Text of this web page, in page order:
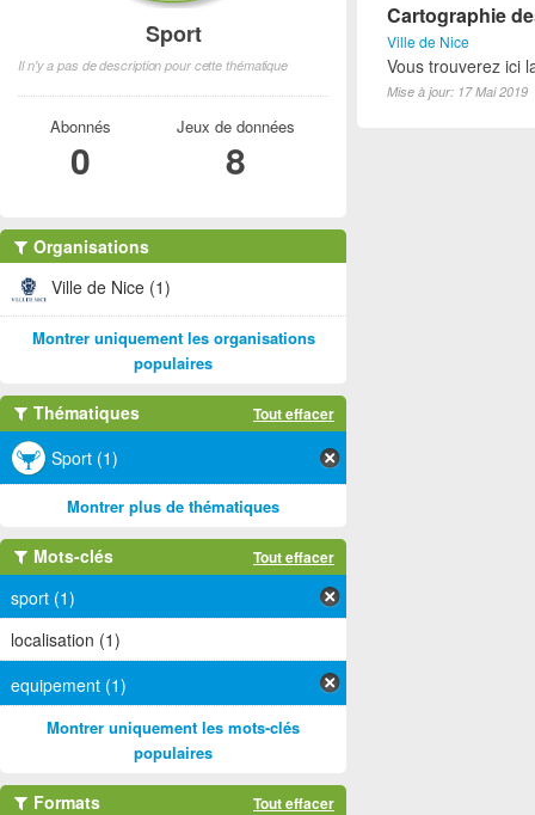
Cartographie
Ville de Nice
Vous trouverez ici
Mise à jour: 17 Mai 2019
Sport
Il n'y a pas de description pour cette thématique
Abonnés
0
Jeux de données
8
Organisations
Ville de Nice (1)
Montrer uniquement les organisations
populaires
Thématiques Tout effacer
Sport (1)
Montrer plus de thématiques
Mots-clés Tout effacer
sport (1)
localisation (1)
equipement (1)
Montrer uniquement les mots-clés
populaires
Formats Tout effacer